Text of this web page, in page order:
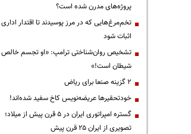
پروژه‌های مدرن شده است؟
تخم‌مرغ‌هایی که در مرز پوسیدند تا اقتدار اداری
اثبات شود
تشخیص روان‌شناختی ترامپ: «او تجسم خالص
شیطان است!»
۲ گزینه صنعا برای ریاض
خودتحقیرها عریضه‌نویس کاخ سفید شده‌اند!
گستره امپراتوری ایران در ۵ قرن پیش از میلاد؛
تصویری از ایران ۲۵ قرن پیش